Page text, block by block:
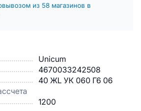
Unicum
4670033242508
40 ЖL УК 060 Г6 06
1200
из 58 магазинов в